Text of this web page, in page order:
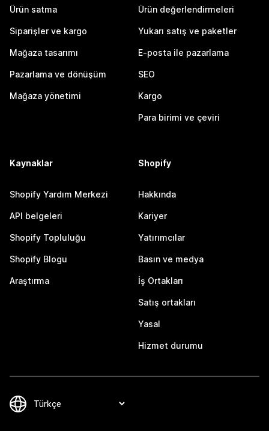
Ürün satma
Siparişler ve kargo
Mağaza tasarımı
Pazarlama ve dönüşüm
Mağaza yönetimi
Ürün değerlendirmeleri
Yukarı satış ve paketler
E-posta ile pazarlama
SEO
Kargo
Para birimi ve çeviri
Kaynaklar
Shopify Yardım Merkezi
API belgeleri
Shopify Topluluğu
Shopify Blogu
Araştırma
Shopify
Hakkında
Kariyer
Yatırımcılar
Basın ve medya
İş Ortakları
Satış ortakları
Yasal
Hizmet durumu